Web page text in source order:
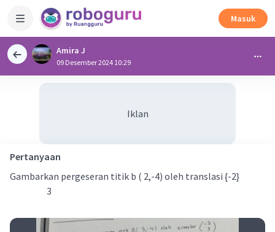
Masuk
Amira J
09 Desember 2024 10:29
Iklan
Pertanyaan
Gambarkan pergeseran titik b ( 2,-4) oleh translasi {-2}
3